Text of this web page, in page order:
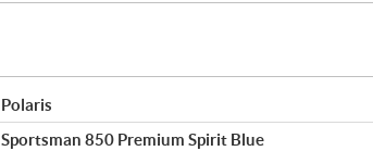
Polaris
Sportsman 850 Premium Spirit Blue